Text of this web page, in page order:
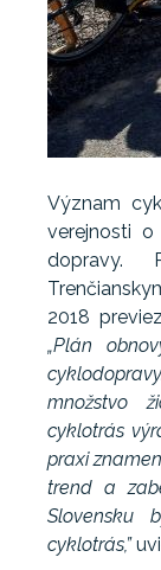
Význam
verejnosti
dopravy.
2018
„Plán
množstvo
cyklotrás
praxi
trend a
Slovensku
cyklotrás,”